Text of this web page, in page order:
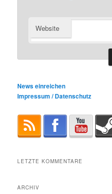
Website
News einreichen
Impressum / Datenschutz
LETZTE KOMMENTARE
ARCHIV